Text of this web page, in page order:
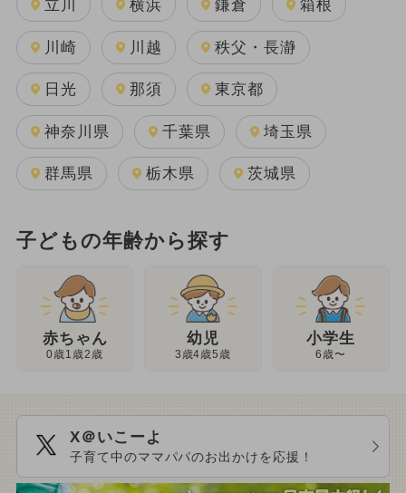
立川 横浜 鎌倉 箱根
川崎 川越 秩父・長瀞
日光 那須 東京都
神奈川県 千葉県 埼玉県
群馬県 栃木県 茨城県
子どもの年齢から探す
赤ちゃん
0歳1歳2歳
幼児
3歳4歳5歳
小学生
6歳〜
X＠いこーよ
子育て中のママパパのお出かけを応援！